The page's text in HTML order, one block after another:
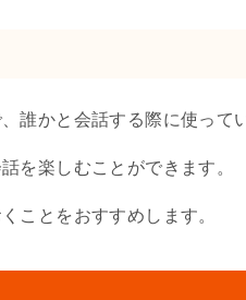
誰かと会話する際に使って
を楽しむことができます。
ことをおすすめします。